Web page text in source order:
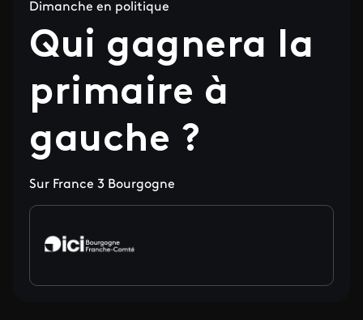
Dimanche en politique
Qui gagnera la
primaire à
gauche ?
Sur France 3 Bourgogne